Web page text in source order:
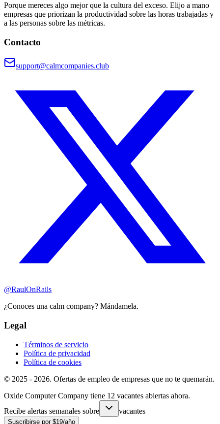
Porque mereces algo mejor que la cultura del exceso. Elijo a mano
empresas que priorizan la productividad sobre las horas trabajadas y
a las personas sobre las métricas.
Contacto
support@calmcompanies.club
@RaulOnRails
¿Conoces una calm company? Mándamela.
Legal
Términos de servicio
Política de privacidad
Política de cookies
© 2025 - 2026. Ofertas de empleo de empresas que no te quemarán.
Oxide Computer Company tiene 12 vacantes abiertas ahora.
Recibe alertas semanales sobre
vacantes
Suscribirse por $19/año